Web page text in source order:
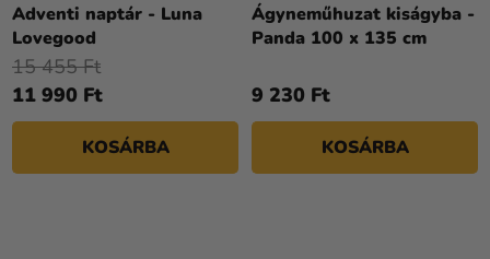
Adventi naptár - Luna
Lovegood
11 990 Ft
15 455 Ft
KOSÁRBA
Ágyneműhuzat kiságyba -
Panda 100 x 135 cm
9 230 Ft
KOSÁRBA